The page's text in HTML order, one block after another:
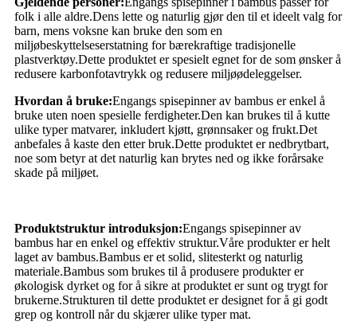
folk i alle aldre.Dens lette og naturlig gjør den til et ideelt valg for
barn, mens voksne kan bruke den som en
miljøbeskyttelseserstatning for bærekraftige tradisjonelle
plastverktøy.Dette produktet er spesielt egnet for de som ønsker å
redusere karbonfotavtrykk og redusere miljøødeleggelser.
Hvordan å bruke:Engangs spisepinner av bambus er enkel å
bruke uten noen spesielle ferdigheter.Den kan brukes til å kutte
ulike typer matvarer, inkludert kjøtt, grønnsaker og frukt.Det
anbefales å kaste den etter bruk.Dette produktet er nedbrytbart,
noe som betyr at det naturlig kan brytes ned og ikke forårsake
skade på miljøet.
Produktstruktur introduksjon:Engangs spisepinner av
bambus har en enkel og effektiv struktur.Våre produkter er helt
laget av bambus.Bambus er et solid, slitesterkt og naturlig
materiale.Bambus som brukes til å produsere produkter er
økologisk dyrket og for å sikre at produktet er sunt og trygt for
brukerne.Strukturen til dette produktet er designet for å gi godt
grep og kontroll når du skjærer ulike typer mat.